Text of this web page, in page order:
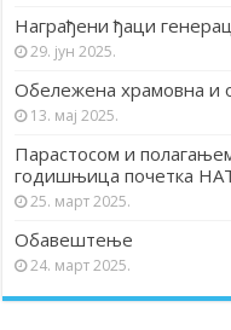
Награђени ђаци
29. јун 2025.
Обележена храмовна и
13. мај 2025.
Парастосом и
годишњица почетка
25. март 2025.
Обавештење
24. март 2025.